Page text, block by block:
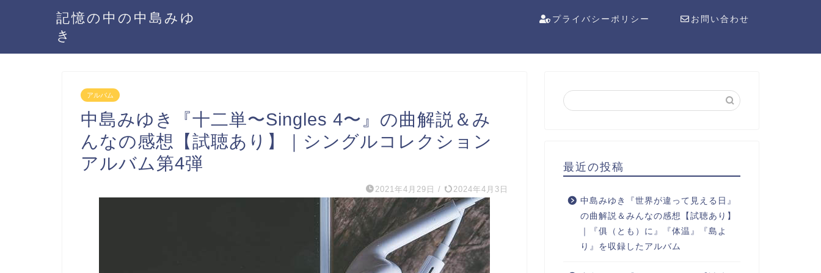
記憶の中の中島みゆ
き
プライバシーポリシー お問い合わせ
アルバム
中島みゆき『十二単〜Singles 4〜』の曲解説＆み
んなの感想【試聴あり】｜シングルコレクション
アルバム第4弾
2021年4月29日 / 2024年4月3日
最近の投稿
中島みゆき『世界が違って見える日』
の曲解説＆みんなの感想【試聴あり】
｜『俱（とも）に』『体温』『島よ
り』を収録したアルバム